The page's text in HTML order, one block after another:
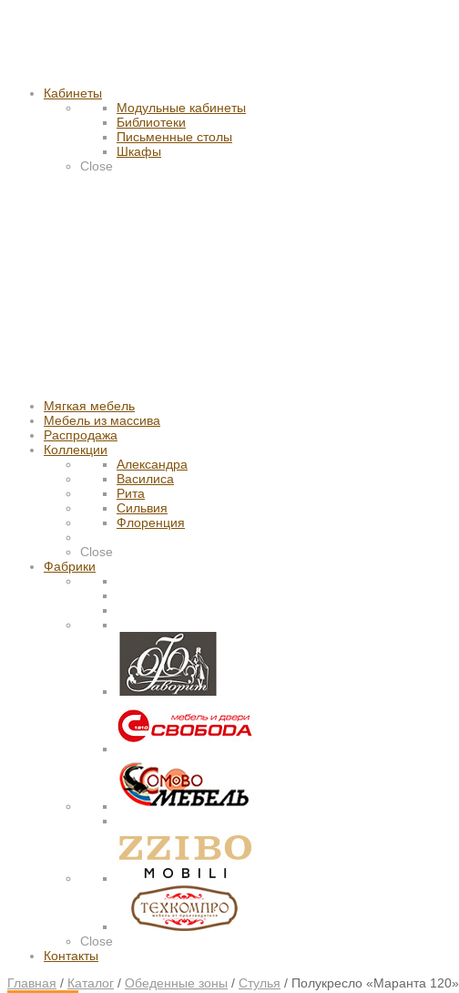
Кабинеты
Модульные кабинеты
Библиотеки
Письменные столы
Шкафы
Close
Мягкая мебель
Мебель из массива
Распродажа
Коллекции
Александра
Василиса
Рита
Сильвия
Флоренция
Close
Фабрики
Close
Контакты
Главная / Каталог / Обеденные зоны / Стулья / Полукресло «Маранта 120»